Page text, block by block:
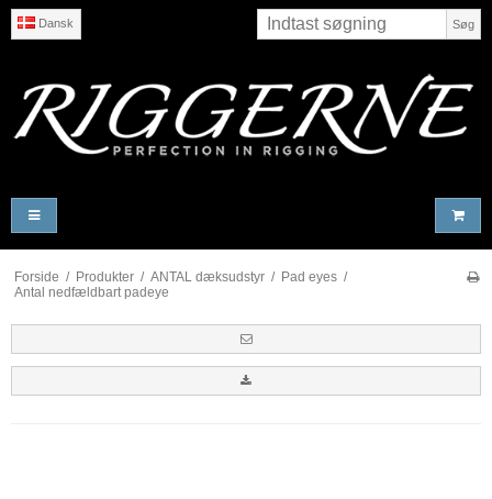
Dansk Søg
Forside / Produkter / ANTAL dæksudstyr / Pad eyes /
Antal nedfældbart padeye